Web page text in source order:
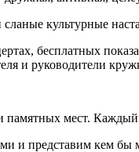
культурные
бесплатных
и руководители
мест.
и представим кем